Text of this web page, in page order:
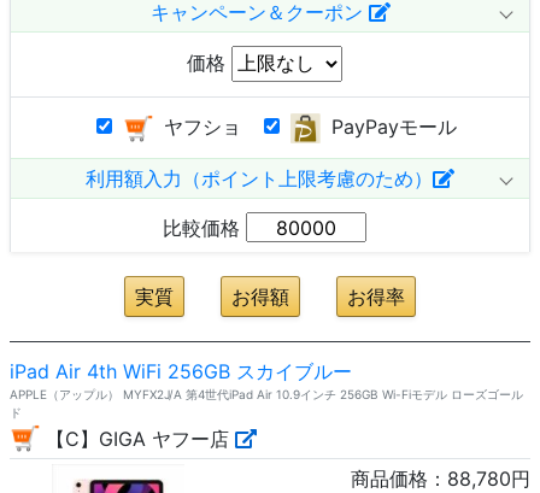
キャンペーン＆クーポン
価格
ヤフショ PayPayモール
利用額入力（ポイント上限考慮のため）
比較価格
iPad Air 4th WiFi 256GB スカイブルー
APPLE（アップル） MYFX2J/A 第4世代iPad Air 10.9インチ 256GB Wi-Fiモデル ローズゴール
ド
【C】GIGA ヤフー店
商品価格： 88,780円